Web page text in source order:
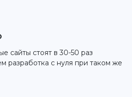
сайты стоят в 30-50 раз
разработка с нуля при таком же